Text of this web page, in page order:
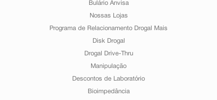
Bulário Anvisa
Nossas Lojas
Programa de Relacionamento Drogal Mais
Disk Drogal
Drogal Drive-Thru
Manipulação
Descontos de Laboratório
Bioimpedância